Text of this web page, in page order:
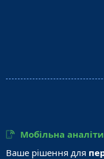
Мобільна
Ваше рішення для